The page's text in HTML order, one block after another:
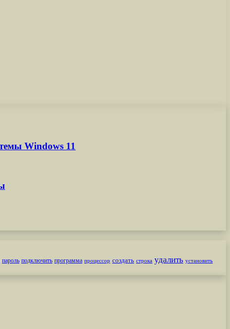
Windows 11
пароль подключить программа процессор создать строка удалить установить